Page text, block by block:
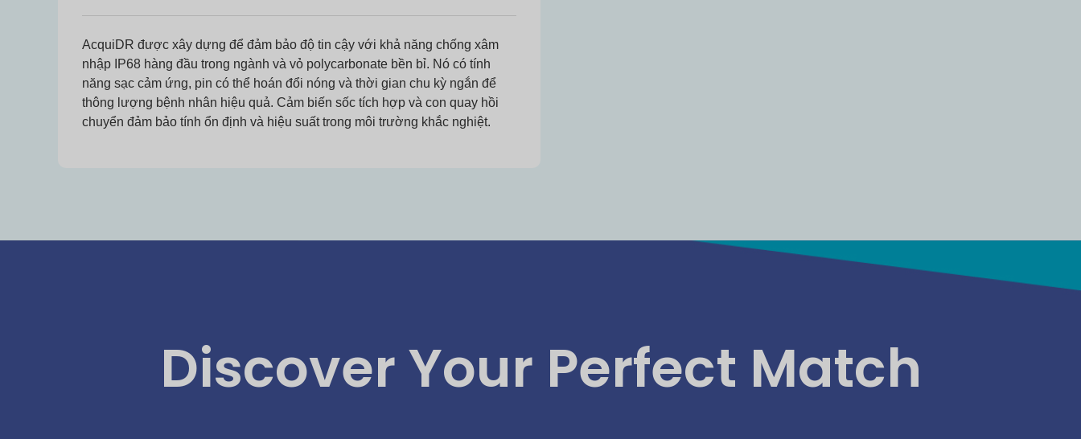
AcquiDR được xây dựng để đảm bảo độ tin cậy với khả năng chống xâm
nhập IP68 hàng đầu trong ngành và vỏ polycarbonate bền bỉ. Nó có tính
năng sạc cảm ứng, pin có thể hoán đổi nóng và thời gian chu kỳ ngắn để
thông lượng bệnh nhân hiệu quả. Cảm biến sốc tích hợp và con quay hồi
chuyển đảm bảo tính ổn định và hiệu suất trong môi trường khắc nghiệt.
Discover Your Perfect Match